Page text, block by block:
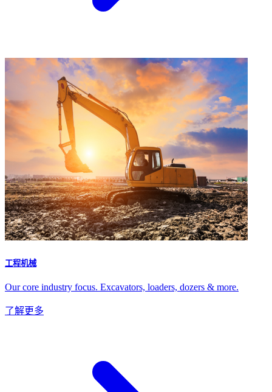
工程机械
Our core industry focus. Excavators, loaders, dozers & more.
了解更多